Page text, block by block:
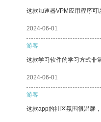
这款加速器VPM应用程序可
2024-06-01
游客
这款学习软件的学习方式非
2024-06-01
游客
这款app的社区氛围很温馨